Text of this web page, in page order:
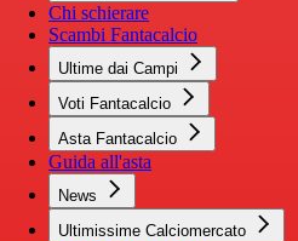
Chi schierare
Scambi Fantacalcio
Ultime dai Campi
Voti Fantacalcio
Asta Fantacalcio
Guida all'asta
News
Ultimissime Calciomercato